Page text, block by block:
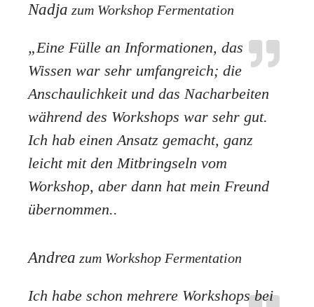
Nadja zum Workshop Fermentation
„Eine Fülle an Informationen, das
Wissen war sehr umfangreich; die
Anschaulichkeit und das Nacharbeiten
während des Workshops war sehr gut.
Ich hab einen Ansatz gemacht, ganz
leicht mit den Mitbringseln vom
Workshop, aber dann hat mein Freund
übernommen..
Andrea zum Workshop Fermentation
Ich habe schon mehrere Workshops bei